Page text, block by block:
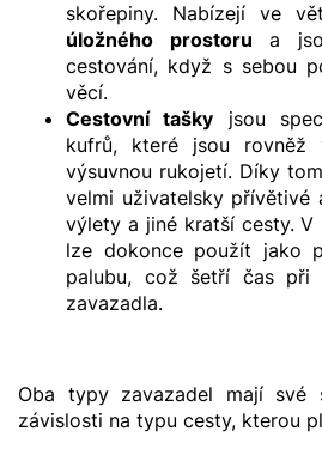
skořepiny. Nabízejí ve
úložného prostoru a
cestování, když s sebou
věcí.
Cestovní tašky jsou
kufrů, které jsou rovněž
výsuvnou rukojetí. Díky
velmi uživatelsky přívětivé
výlety a jiné kratší cesty. V
lze dokonce použít jako
palubu, což šetří čas při
zavazadla.
Oba typy zavazadel mají své
závislosti na typu cesty, kterou